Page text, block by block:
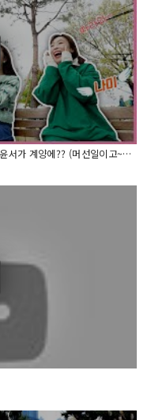
[계양 24시간이 모자라] 개콘 오나미 & 코빅 한윤서가 계양에?? (머선일이고~~??)